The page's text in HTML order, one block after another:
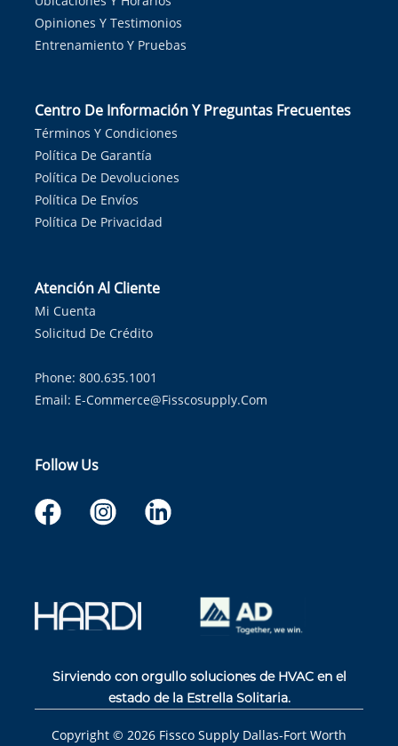
Opiniones Y Testimonios
Entrenamiento Y Pruebas
Centro De Información Y Preguntas Frecuentes
Términos Y Condiciones
Política De Garantía
Política De Devoluciones
Política De Envíos
Política De Privacidad
Atención Al Cliente
Mi Cuenta
Solicitud De Crédito
Phone: 800.635.1001
Email: E-Commerce@fisscosupply.com
Follow Us
Sirviendo con orgullo soluciones de HVAC en el
estado de la Estrella Solitaria.
Copyright © 2026 Fissco Supply Dallas-Fort Worth